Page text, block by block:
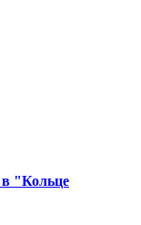
в "Кольце